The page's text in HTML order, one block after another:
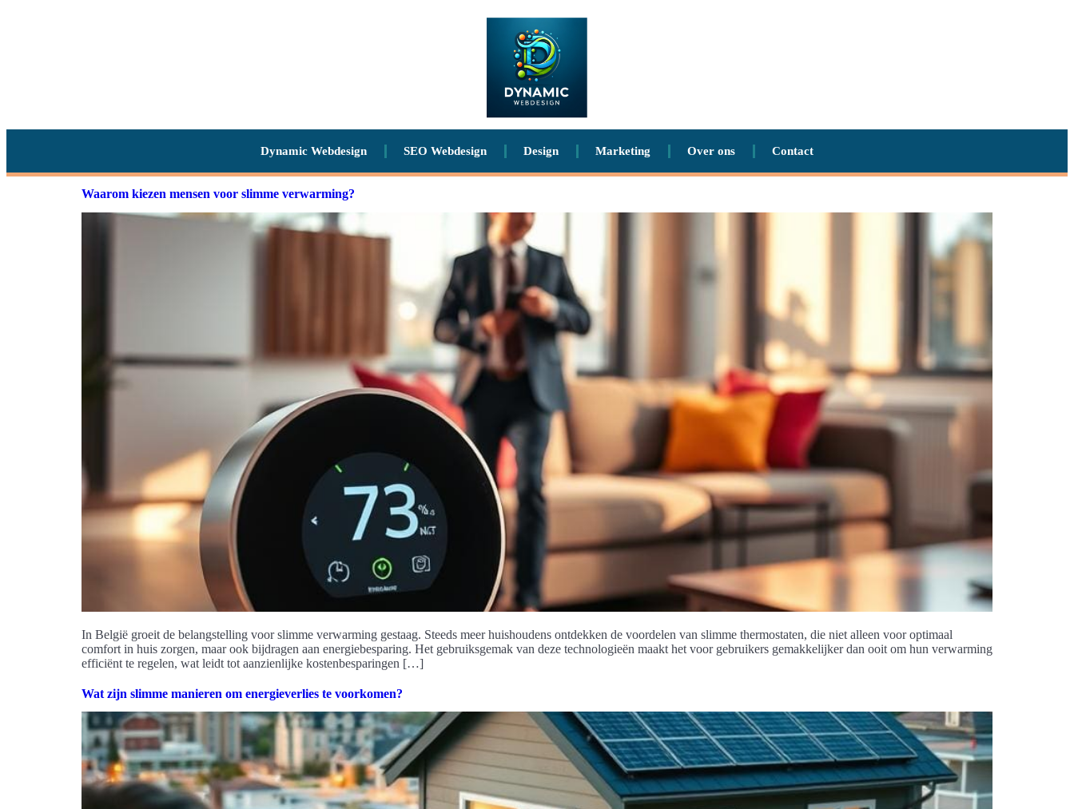
Dynamic Webdesign SEO Webdesign Design Marketing Over ons Contact
Waarom kiezen mensen voor slimme verwarming?
In België groeit de belangstelling voor slimme verwarming gestaag. Steeds meer huishoudens ontdekken de voordelen van slimme thermostaten, die niet alleen voor optimaal
comfort in huis zorgen, maar ook bijdragen aan energiebesparing. Het gebruiksgemak van deze technologieën maakt het voor gebruikers gemakkelijker dan ooit om hun verwarming
efficiënt te regelen, wat leidt tot aanzienlijke kostenbesparingen […]
Wat zijn slimme manieren om energieverlies te voorkomen?